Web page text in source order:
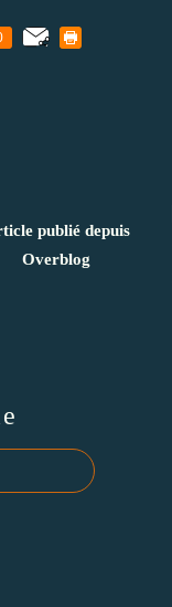
publié depuis
Overblog